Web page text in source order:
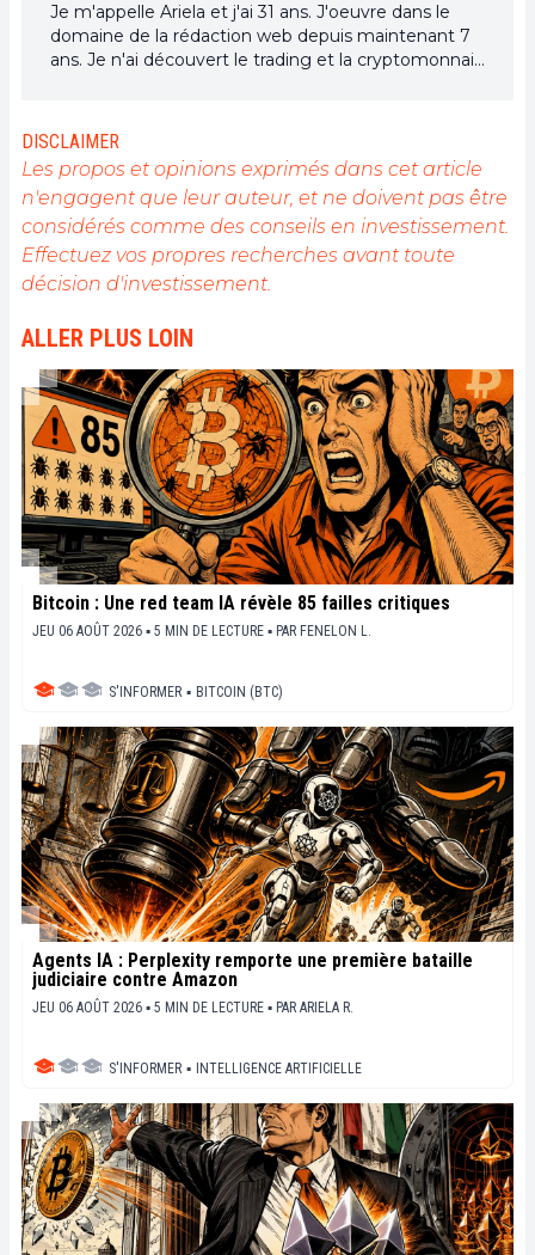
Je m'appelle Ariela et j'ai 31 ans. J'oeuvre dans le
domaine de la rédaction web depuis maintenant 7
ans. Je n'ai découvert le trading et la cryptomonnaie
sein de la plateforme me permettent d'en
apprendre davantage. Chanteuse à mes heures
perdues, je cultive aussi une grande passion pour la
musique et la lecture (et les animaux !)
DISCLAIMER
Les propos et opinions exprimés dans cet article
n'engagent que leur auteur, et ne doivent pas être
considérés comme des conseils en investissement.
Effectuez vos propres recherches avant toute
décision d'investissement.
ALLER PLUS LOIN
Bitcoin : Une red team IA révèle 85 failles critiques
JEU 06 AOÛT 2026 ▪ 5 MIN DE LECTURE ▪ PAR FENELON L.
S'INFORMER ▪ BITCOIN (BTC)
Agents IA : Perplexity remporte une première bataille
judiciaire contre Amazon
JEU 06 AOÛT 2026 ▪ 5 MIN DE LECTURE ▪ PAR ARIELA R.
S'INFORMER ▪ INTELLIGENCE ARTIFICIELLE